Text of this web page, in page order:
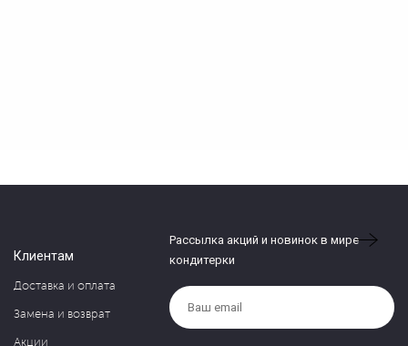
Клиентам
Доставка и оплата
Замена и возврат
Акции
Рассылка акций и новинок в мире
кондитерки